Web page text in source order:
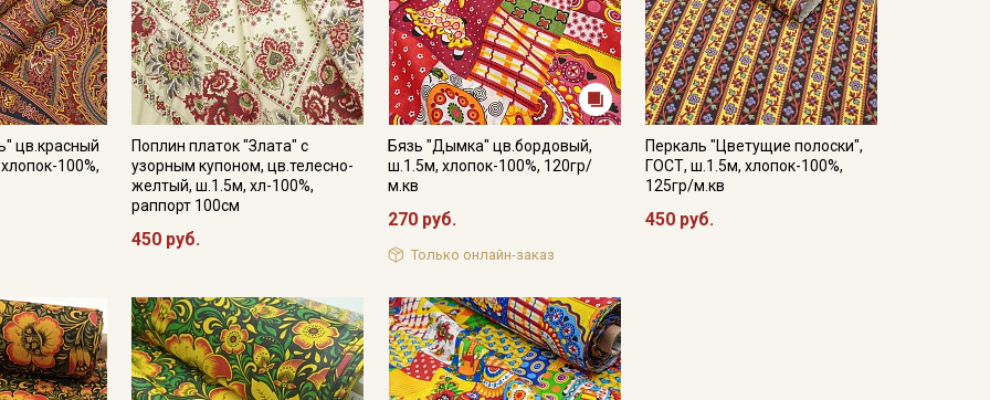
цв.красный
100%,
Поплин платок "Злата" с
узорным купоном, цв.телесно-
желтый, ш.1.5м, хл-100%,
раппорт 100см
450 руб.
Бязь "Дымка" цв.бордовый,
ш.1.5м, хлопок-100%, 120гр/
м.кв
270 руб.
Только онлайн-заказ
Перкаль "Цветущие полоски",
ГОСТ, ш.1.5м, хлопок-100%,
125гр/м.кв
450 руб.